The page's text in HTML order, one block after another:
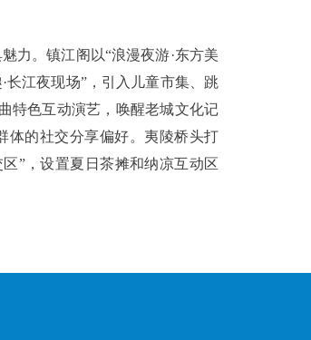
力。镇江阁以“浪漫夜游·东方美
江夜现场”，引入儿童市集、跳
特色互动演艺，唤醒老城文化记
体的社交分享偏好。夷陵桥头打
”，设置夏日茶摊和纳凉互动区